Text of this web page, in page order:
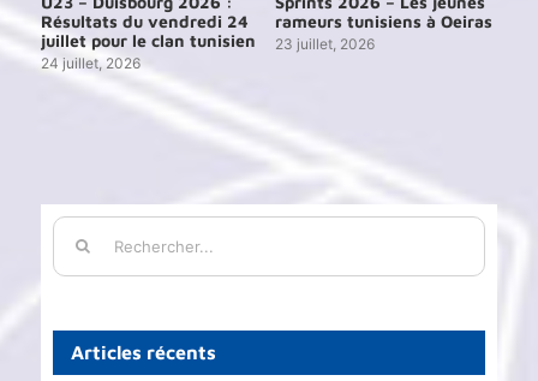
Résultats du vendredi 24
juillet pour le clan tunisien
24 juillet, 2026
rameurs tunisiens à Oeiras
23 juillet, 2026
Rechercher:
Articles récents